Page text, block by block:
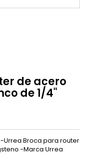
de acero
de 1/4"
Urrea Broca para router
-Marca Urrea